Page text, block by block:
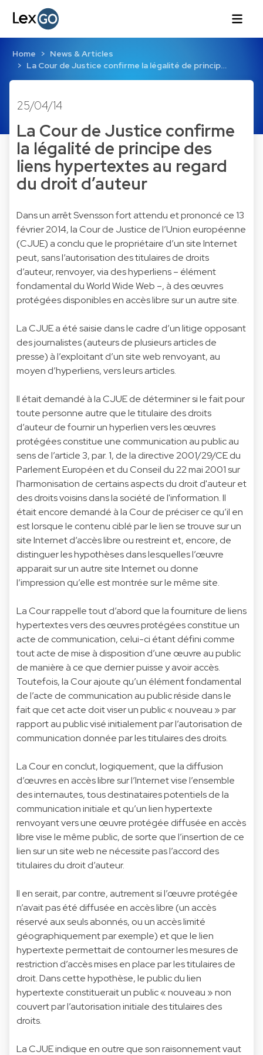
Home
News & Articles
La Cour de Justice confirme la légalité de princip…
25/04/14
La Cour de Justice confirme
la légalité de principe des
liens hypertextes au regard
du droit d’auteur
Dans un arrêt Svenssonfort attendu et prononcé ce 13
février 2014, la Cour de Justice de l’Union européenne
(CJUE) a conclu que le propriétaire d’un site Internet
peut, sans l’autorisation des titulaires de droits
d’auteur, renvoyer, via des hyperliens – élément
fondamental du World Wide Web –, à des œuvres
protégées disponibles en accès libre sur un autre site.
La CJUE a été saisie dans le cadre d’un litige opposant
des journalistes (auteurs de plusieurs articles de
presse) à l’exploitant d’un site web renvoyant, au
moyen d’hyperliens, vers leurs articles.
Il était demandé à la CJUE de déterminer si le fait pour
toute personne autre que le titulaire des droits
d’auteur de fournir un hyperlien vers les œuvres
protégées constitue une communication au public au
sens de l’article 3, par. 1, de la directive 2001/29/CE du
Parlement Européen et du Conseil du 22 mai 2001 sur
l'harmonisation de certains aspects du droit d'auteur et
des droits voisins dans la société de l'information. Il
était encore demandé à la Cour de préciser ce qu’il en
est lorsque le contenu ciblé par le lien se trouve sur un
site Internet d’accès libre ou restreint et, encore, de
distinguer les hypothèses dans lesquelles l’œuvre
apparait sur un autre site Internet ou donne
l’impression qu’elle est montrée sur le même site.
La Cour rappelle tout d’abord que la fourniture de liens
hypertextes vers des œuvres protégées constitue un
acte de communication, celui-ci étant défini comme
tout acte de mise à disposition d’une œuvre au public
de manière à ce que dernier puisse y avoir accès.
Toutefois, la Cour ajoute qu’un élément fondamental
de l’acte de communication au public réside dans le
fait que cet acte doit viser un public « nouveau » par
rapport au public visé initialement par l’autorisation de
communication donnée par les titulaires des droits.
La Cour en conclut, logiquement, que la diffusion
d’œuvres en accès libre sur l’Internet vise l’ensemble
des internautes, tous destinataires potentiels de la
communication initiale et qu’un lien hypertexte
renvoyant vers une œuvre protégée diffusée en accès
libre vise le même public, de sorte que l’insertion de ce
lien sur un site web ne nécessite pas l’accord des
titulaires du droit d’auteur.
Il en serait, par contre, autrement si l’œuvre protégée
n’avait pas été diffusée en accès libre (un accès
réservé aux seuls abonnés, ou un accès limité
géographiquement par exemple) et que le lien
hypertexte permettait de contourner les mesures de
restriction d’accès mises en place par les titulaires de
droit. Dans cette hypothèse, le public du lien
hypertexte constituerait un public « nouveau » non
couvert par l’autorisation initiale des titulaires des
droits.
La CJUE indique en outre que son raisonnement vaut